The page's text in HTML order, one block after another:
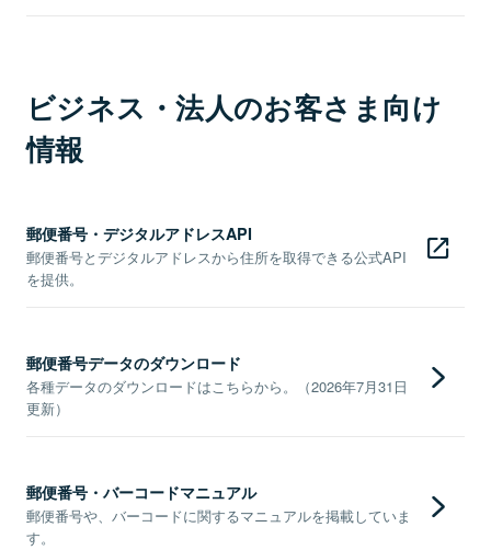
ビジネス・法人のお客さま向け
情報
郵便番号・デジタルアドレスAPI
郵便番号とデジタルアドレスから住所を取得できる公式API
を提供。
郵便番号データのダウンロード
各種データのダウンロードはこちらから。（2026年7月31日
更新）
郵便番号・バーコードマニュアル
郵便番号や、バーコードに関するマニュアルを掲載していま
す。